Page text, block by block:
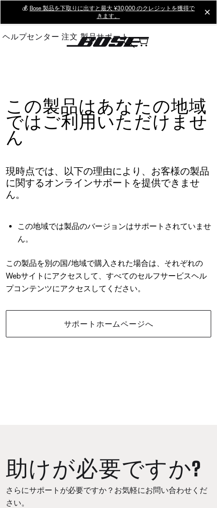
Main
💰 Bose 製品を下取りに出すと最大 ¥30,000 のクレジットを獲得で
きます。
ヘルプセンター 注文 製品サポート
この製品はあなたの地域
ではご利用いただけませ
ん
現時点では、以下の理由により、お客様の製品
に関するオンラインサポートを提供できませ
ん。
この地域では製品のバージョンはサポートされていませ
ん。
この製品を別の国/地域で購入された場合は、それぞれの
Webサイトにアクセスして、すべてのセルフサービスヘル
プコンテンツにアクセスしてください。
サポートホームページへ
助けが必要ですか?
さらにサポートが必要ですか？お気軽にお問い合わせくだ
さい。